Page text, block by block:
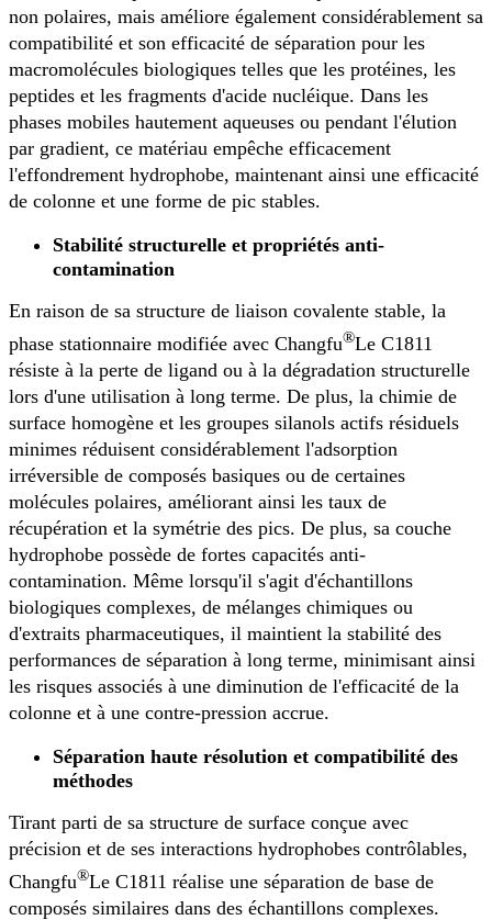
non polaires, mais améliore également considérablement sa
compatibilité et son efficacité de séparation pour les
macromolécules biologiques telles que les protéines, les
peptides et les fragments d'acide nucléique. Dans les
phases mobiles hautement aqueuses ou pendant l'élution
par gradient, ce matériau empêche efficacement
l'effondrement hydrophobe, maintenant ainsi une efficacité
de colonne et une forme de pic stables.
Stabilité structurelle et propriétés anti-
contamination
En raison de sa structure de liaison covalente stable, la
phase stationnaire modifiée avec Changfu®Le C1811
résiste à la perte de ligand ou à la dégradation structurelle
lors d'une utilisation à long terme. De plus, la chimie de
surface homogène et les groupes silanols actifs résiduels
minimes réduisent considérablement l'adsorption
irréversible de composés basiques ou de certaines
molécules polaires, améliorant ainsi les taux de
récupération et la symétrie des pics. De plus, sa couche
hydrophobe possède de fortes capacités anti-
contamination. Même lorsqu'il s'agit d'échantillons
biologiques complexes, de mélanges chimiques ou
d'extraits pharmaceutiques, il maintient la stabilité des
performances de séparation à long terme, minimisant ainsi
les risques associés à une diminution de l'efficacité de la
colonne et à une contre-pression accrue.
Séparation haute résolution et compatibilité des
méthodes
Tirant parti de sa structure de surface conçue avec
précision et de ses interactions hydrophobes contrôlables,
Changfu®Le C1811 réalise une séparation de base de
composés similaires dans des échantillons complexes.